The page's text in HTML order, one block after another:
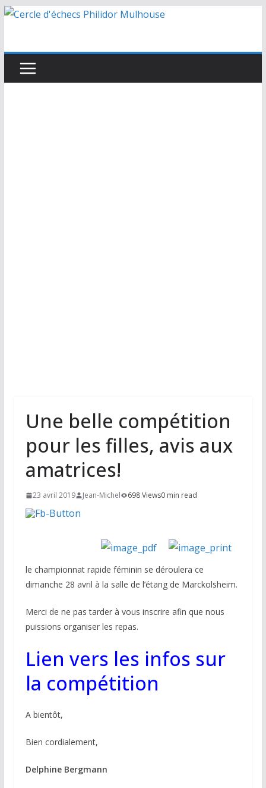
Passer
Une belle compétition
pour les filles, avis aux
amatrices!
23 avril 2019 Jean-Michel 698 Views0 min read
le championnat rapide féminin se déroulera ce
dimanche 28 avril à la salle de l’étang de Marckolsheim.
Merci de ne pas tarder à vous inscrire afin que nous
puissions organiser les repas.
Lien vers les infos sur
la compétition
A bientôt,
Bien cordialement,
Delphine Bergmann